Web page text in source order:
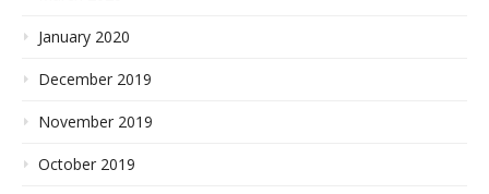
January 2020
December 2019
November 2019
October 2019